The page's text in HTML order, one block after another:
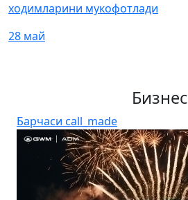
ходимларини мукофотлади
28 май
Бизнес
Барчаси call_made